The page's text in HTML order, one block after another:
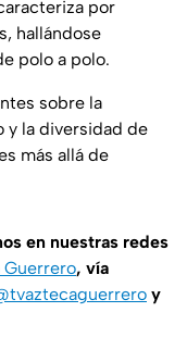
por
hallándose
polo a polo.
sobre la
y la diversidad de
más allá de
en nuestras redes
, vía
y